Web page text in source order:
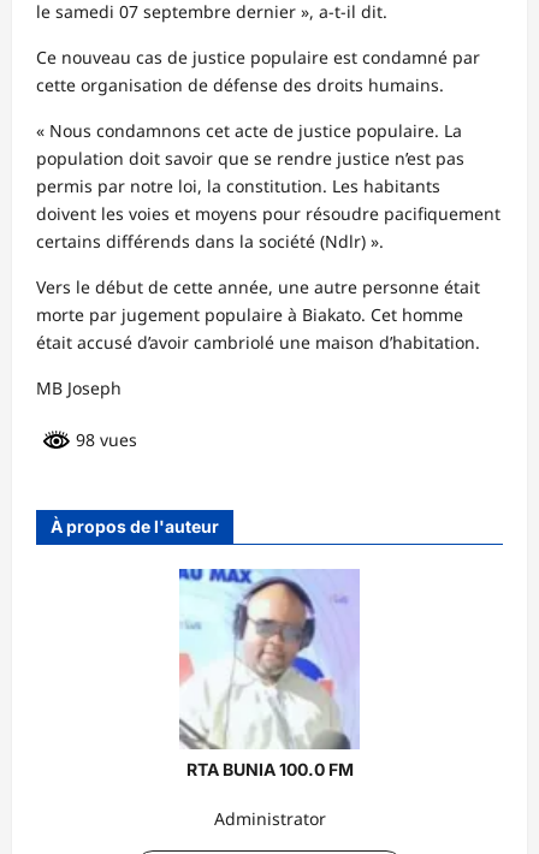
le samedi 07 septembre dernier », a-t-il dit.
Ce nouveau cas de justice populaire est condamné par
cette organisation de défense des droits humains.
« Nous condamnons cet acte de justice populaire. La
population doit savoir que se rendre justice n’est pas
permis par notre loi, la constitution. Les habitants
doivent les voies et moyens pour résoudre pacifiquement
certains différends dans la société (Ndlr) ».
Vers le début de cette année, une autre personne était
morte par jugement populaire à Biakato. Cet homme
était accusé d’avoir cambriolé une maison d’habitation.
MB Joseph
98 vues
À propos de l'auteur
RTA BUNIA 100.0 FM
Administrator